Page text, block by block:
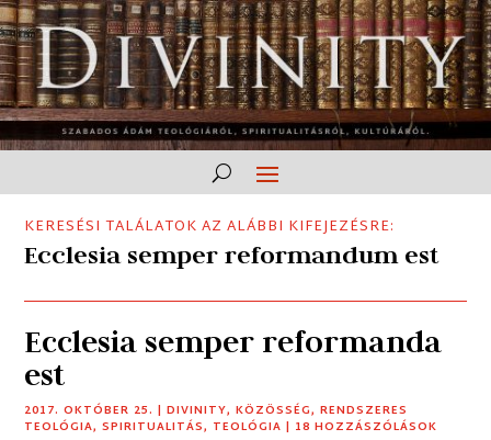
KERESÉSI TALÁLATOK AZ ALÁBBI KIFEJEZÉSRE:
Ecclesia semper reformandum est
Ecclesia semper reformanda
est
2017. OKTÓBER 25. |DIVINITY,KÖZÖSSÉG,RENDSZERES
TEOLÓGIA,SPIRITUALITÁS, TEOLÓGIA | 18 HOZZÁSZÓLÁSOK